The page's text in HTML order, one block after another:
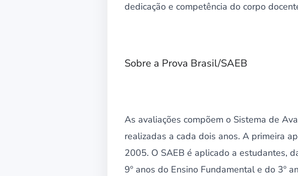
dedicação e competência do corpo
Sobre a Prova Brasil/SAEB
As avaliações compõem o Sistema de
realizadas a cada dois anos. A primeira
2005. O SAEB é aplicado a estudantes,
9º anos do Ensino Fundamental e do 3º